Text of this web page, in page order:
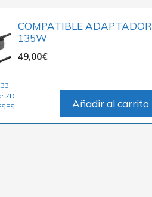
7D
COMPATIBLE ADAPTADOR
135W
49,00€
Añadir al carrito